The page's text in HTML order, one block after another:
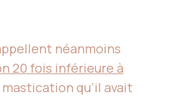
néanmoins
20 fois inférieure à
qu’il avait